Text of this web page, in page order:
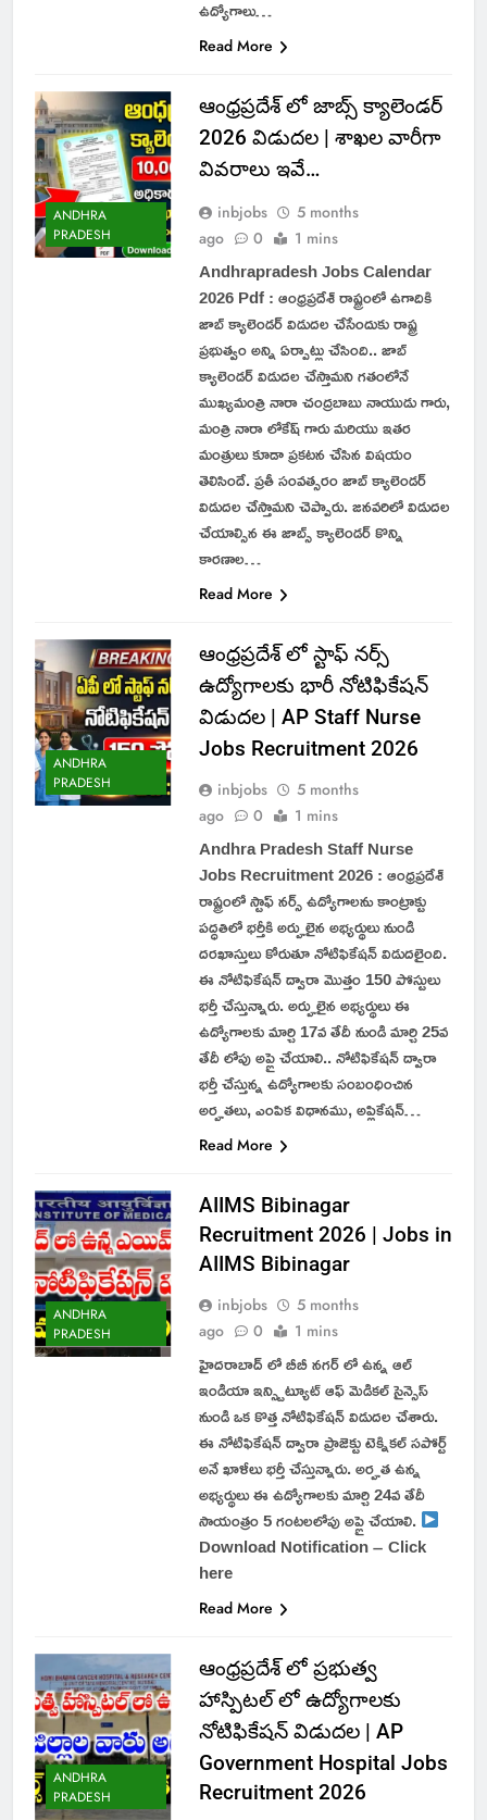
ఉద్యోగాలు…
Read More
ANDHRA
PRADESH
ఆంధ్రప్రదేశ్ లో జాబ్స్ క్యాలెండర్
2026 విడుదల | శాఖల వారీగా
వివరాలు ఇవే…
inbjobs
5 months
ago
0 1 mins
Andhrapradesh Jobs Calendar
2026 Pdf : ఆంధ్రప్రదేశ్ రాష్ట్రంలో ఉగాదికి
జాబ్ క్యాలెండర్ విడుదల చేసేందుకు రాష్ట్ర
ప్రభుత్వం అన్ని ఏర్పాట్లు చేసింది.. జాబ్
క్యాలెండర్ విడుదల చేస్తామని గతంలోనే
ముఖ్యమంత్రి నారా చంద్రబాబు నాయుడు గారు,
మంత్రి నారా లోకేష్ గారు మరియు ఇతర
మంత్రులు కూడా ప్రకటన చేసిన విషయం
తెలిసిందే. ప్రతీ సంవత్సరం జాబ్ క్యాలెండర్
విడుదల చేస్తామని చెప్పారు. జనవరిలో విడుదల
చేయాల్సిన ఈ జాబ్స్ క్యాలెండర్ కొన్ని
కారణాల…
Read More
ANDHRA
PRADESH
ఆంధ్రప్రదేశ్ లో స్టాఫ్ నర్స్
ఉద్యోగాలకు భారీ నోటిఫికేషన్
విడుదల | AP Staff Nurse
Jobs Recruitment 2026
inbjobs
5 months
ago
0 1 mins
Andhra Pradesh Staff Nurse
Jobs Recruitment 2026 : ఆంధ్రప్రదేశ్
రాష్ట్రంలో స్టాఫ్ నర్స్ ఉద్యోగాలను కాంట్రాక్టు
పద్ధతిలో భర్తీకి అర్హులైన అభ్యర్థులు నుండి
దరఖాస్తులు కోరుతూ నోటిఫికేషన్ విడుదలైంది.
ఈ నోటిఫికేషన్ ద్వారా మొత్తం 150 పోస్టులు
భర్తీ చేస్తున్నారు. అర్హులైన అభ్యర్థులు ఈ
ఉద్యోగాలకు మార్చి 17వ తేదీ నుండి మార్చి 25వ
తేదీ లోపు అప్లై చేయాలి.. నోటిఫికేషన్ ద్వారా
భర్తీ చేస్తున్న ఉద్యోగాలకు సంబంధించిన
అర్హతలు, ఎంపిక విధానము, అప్లికేషన్…
Read More
ANDHRA
PRADESH
AIIMS Bibinagar
Recruitment 2026 | Jobs in
AIIMS Bibinagar
inbjobs
5 months
ago
0 1 mins
హైదరాబాద్ లో బీబీ నగర్ లో ఉన్న ఆల్
ఇండియా ఇన్స్టిట్యూట్ ఆఫ్ మెడికల్ సైన్సెస్
నుండి ఒక కొత్త నోటిఫికేషన్ విడుదల చేశారు.
ఈ నోటిఫికేషన్ ద్వారా ప్రాజెక్టు టెక్నికల్ సపోర్ట్
అనే ఖాళీలు భర్తీ చేస్తున్నారు. అర్హత ఉన్న
అభ్యర్థులు ఈ ఉద్యోగాలకు మార్చి 24వ తేదీ
సాయంత్రం 5 గంటలలోపు అప్లై చేయాలి.
Download Notification – Click
here
Read More
ANDHRA
PRADESH
ఆంధ్రప్రదేశ్ లో ప్రభుత్వ
హాస్పిటల్ లో ఉద్యోగాలకు
నోటిఫికేషన్ విడుదల | AP
Government Hospital Jobs
Recruitment 2026